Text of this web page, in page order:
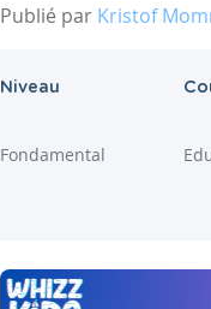
Publié par Kristof
Niveau
Fondamental